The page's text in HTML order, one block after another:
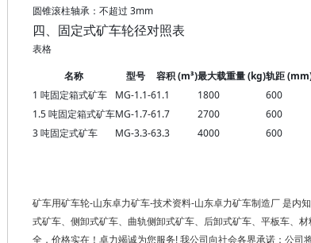
圆锥滚柱轴承：不超过 3mm
四、固定式矿车轮径对照表
表格
名称
型号 容积 (m³)最大载重量 (kg)轨距
1 吨固定箱式矿车
MG-1.1-61.1 1800 600
1.5 吨固定箱式矿车MG-1.7-61.7 2700 600
3 吨固定式矿车
MG-3.3-63.3 4000 600
矿车用矿车轮-山东卓力矿车-技术资料-山东卓力矿车制造厂 是内
式矿车、侧卸式矿车、曲轨侧卸式矿车、后卸式矿车、平板车、
全，价格实在！卓力竭诚为您服务! 我公司向社会各界承诺：公司